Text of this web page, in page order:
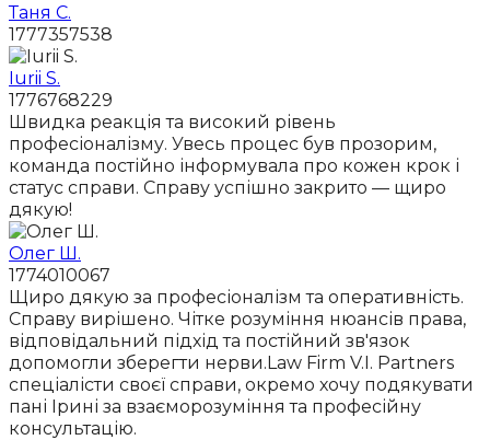
Таня С.
1777357538
Iurii S.
1776768229
Швидка реакція та високий рівень
професіоналізму. Увесь процес був прозорим,
команда постійно інформувала про кожен крок і
статус справи. Справу успішно закрито — щиро
дякую!
Олег Ш.
1774010067
Щиро дякую за професіоналізм та оперативність.
Справу вирішено. Чітке розуміння нюансів права,
відповідальний підхід та постійний зв'язок
допомогли зберегти нерви.Law Firm V.I. Partners
спеціалісти своєї справи, окремо хочу подякувати
пані Ірині за взаєморозуміння та професійну
консультацію.